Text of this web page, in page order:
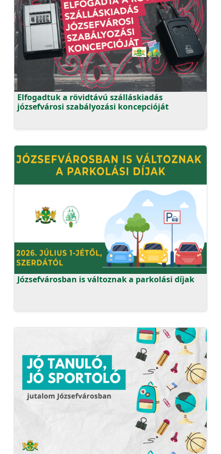
Elfogadtuk a rövidtávú szálláskiadás
józsefvárosi szabályozási koncepcióját
Józsefvárosban is változnak a parkolási díjak